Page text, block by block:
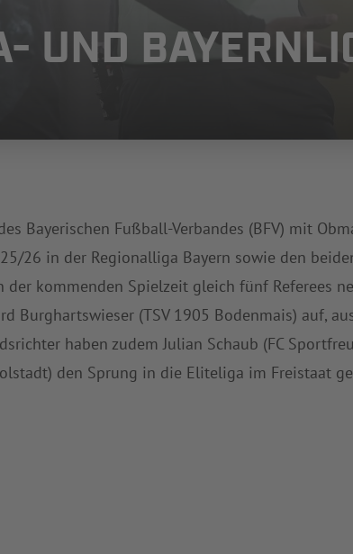
UND
Bayerischen Fußball-Verbandes (BFV) mit
26 in der Regionalliga Bayern sowie den
kommenden Spielzeit gleich fünf Referees
Burghartswieser (TSV 1905 Bodenmais) auf,
haben zudem Julian Schaub (FC
den Sprung in die Eliteliga im Freistaat